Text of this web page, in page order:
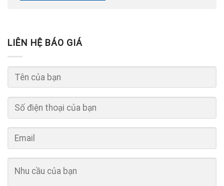
LIÊN HỆ BÁO GIÁ